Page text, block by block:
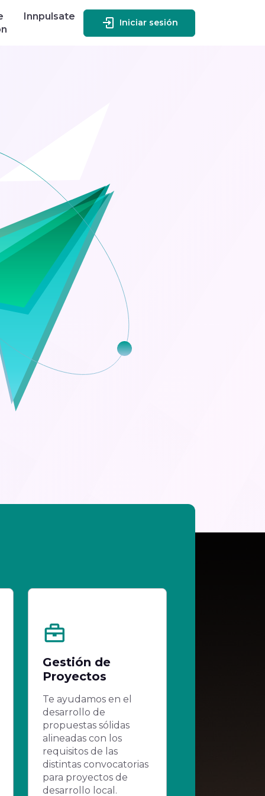
Innpulsate
Iniciar sesión
Gestión de
Proyectos
Te ayudamos en el
desarrollo de
propuestas sólidas
alineadas con los
requisitos de las
distintas convocatorias
para proyectos de
desarrollo local.